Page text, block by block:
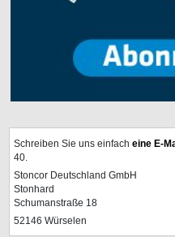
Schreiben Sie uns einfacheine E-
40.
Stoncor Deutschland GmbH
Stonhard
Schumanstraße 18
52146 Würselen